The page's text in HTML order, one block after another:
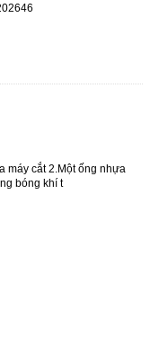
máy cắt 2.Một ống nhựa
bóng khí t